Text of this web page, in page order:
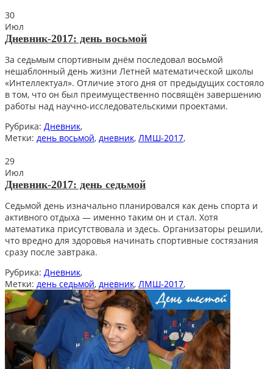
30
Июл
Дневник-2017: день восьмой
За седьмым спортивным днём последовал восьмой
нешаблонный день жизни Летней математической школы
«Интеллектуал». Отличие этого дня от предыдущих состояло
в том, что он был преимущественно посвящён завершению
работы над научно-исследовательскими проектами.
Рубрика: Дневник,
Метки: день восьмой, дневник, ЛМШ-2017,
29
Июл
Дневник-2017: день седьмой
Седьмой день изначально планировался как день спорта и
активного отдыха — именно таким он и стал. Хотя
математика присутствовала и здесь. Организаторы решили,
что вредно для здоровья начинать спортивные состязания
сразу после завтрака.
Рубрика: Дневник,
Метки: день седьмой, дневник, ЛМШ-2017,